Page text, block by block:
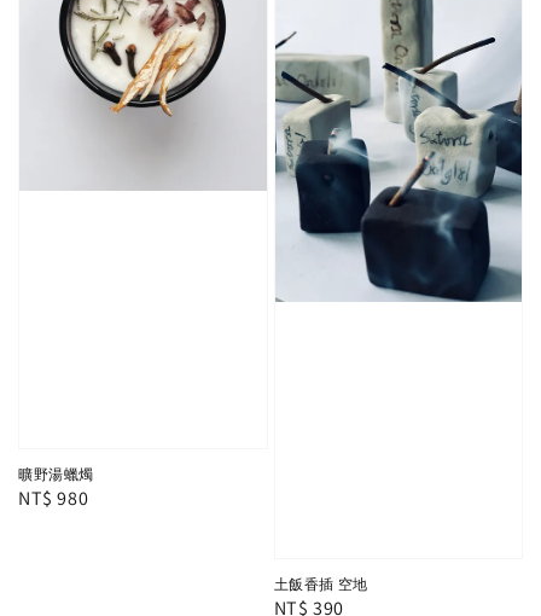
曠野湯蠟燭
Regular
NT$ 980
土飯香插 空地
Regular
NT$ 390